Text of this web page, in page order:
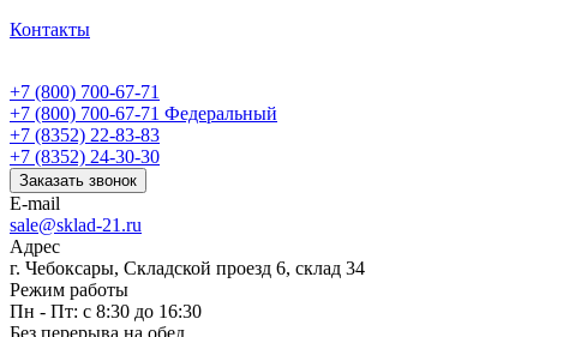
Контакты
+7 (800) 700-67-71
+7 (800) 700-67-71 Федеральный
+7 (8352) 22-83-83
+7 (8352) 24-30-30
Заказать звонок
E-mail
sale@sklad-21.ru
Адрес
г. Чебоксары, Складской проезд 6, склад 34
Режим работы
Пн - Пт: с 8:30 до 16:30
Без перерыва на обед